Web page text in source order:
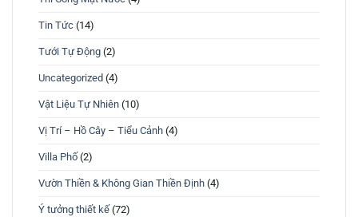
Tin Tức (14)
Tưới Tự Động (2)
Uncategorized (4)
Vật Liệu Tự Nhiên (10)
Vị Trí – Hồ Cây – Tiểu Cảnh (4)
Villa Phố (2)
Vườn Thiền & Không Gian Thiền Định (4)
Ý tưởng thiết kế (72)